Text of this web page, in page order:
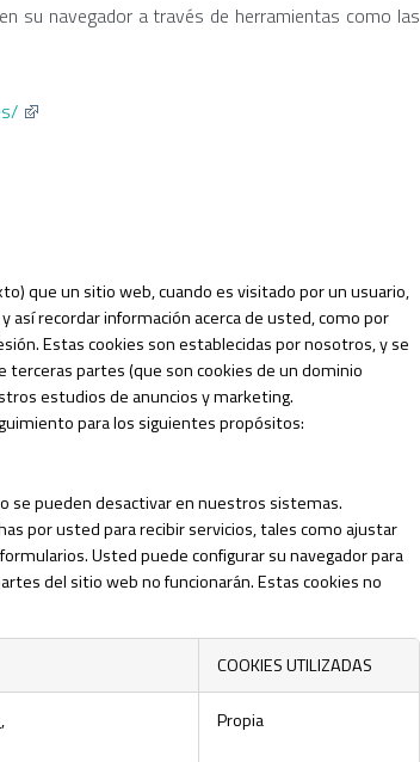
su navegador a través de herramientas como las
que un sitio web, cuando es visitado por un usuario,
así recordar información acerca de usted, como por
Estas cookies son establecidas por nosotros, y se
terceras partes (que son cookies de un dominio
estudios de anuncios y marketing.
para los siguientes propósitos:
se pueden desactivar en nuestros sistemas.
por usted para recibir servicios, tales como ajustar
Usted puede configurar su navegador para
del sitio web no funcionarán. Estas cookies no
COOKIES UTILIZADAS
,
Propia